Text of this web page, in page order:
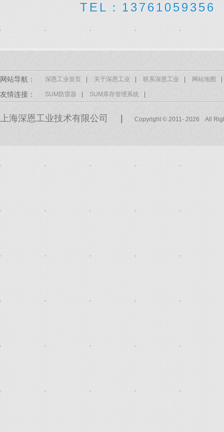
TEL：13761059356
网站导航： 深恩工业首页 关于深恩工业 联系深恩工业 网站地图
友情连接： SUM防雷器 SUM库存管理系统
上海深恩工业技术有限公司 Copyright © 2011- 2026 All